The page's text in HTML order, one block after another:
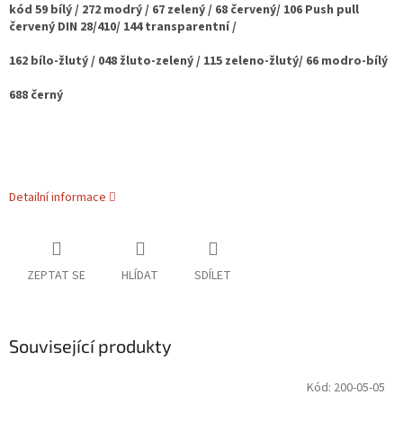
kód 59 bílý / 272 modrý / 67 zelený / 68 červený/ 106 Push pull
červený DIN 28/410/ 144 transparentní /
162 bílo-žlutý / 048 žluto-zelený / 115 zeleno-žlutý/ 66 modro-bílý
688 černý
Detailní informace
ZEPTAT SE HLÍDAT SDÍLET
Související produkty
Kód: 200-05-05